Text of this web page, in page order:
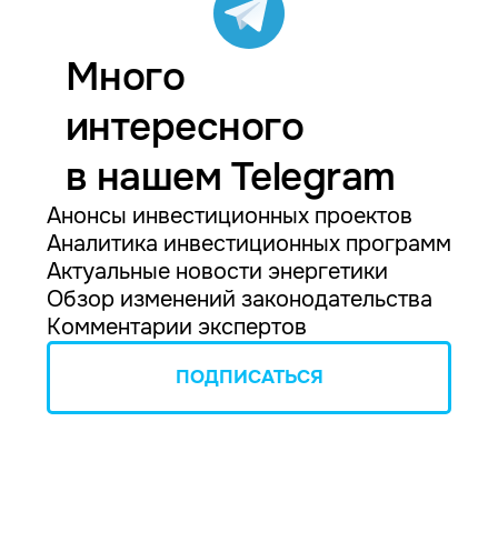
Много
интересного
в нашем Telegram
Анонсы инвестиционных проектов
Аналитика инвестиционных программ
Актуальные новости энергетики
Обзор изменений законодательства
Комментарии экспертов
ПОДПИСАТЬСЯ